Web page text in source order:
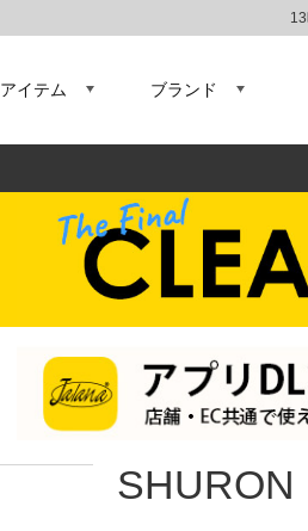
アイテム ブランド
SHURON